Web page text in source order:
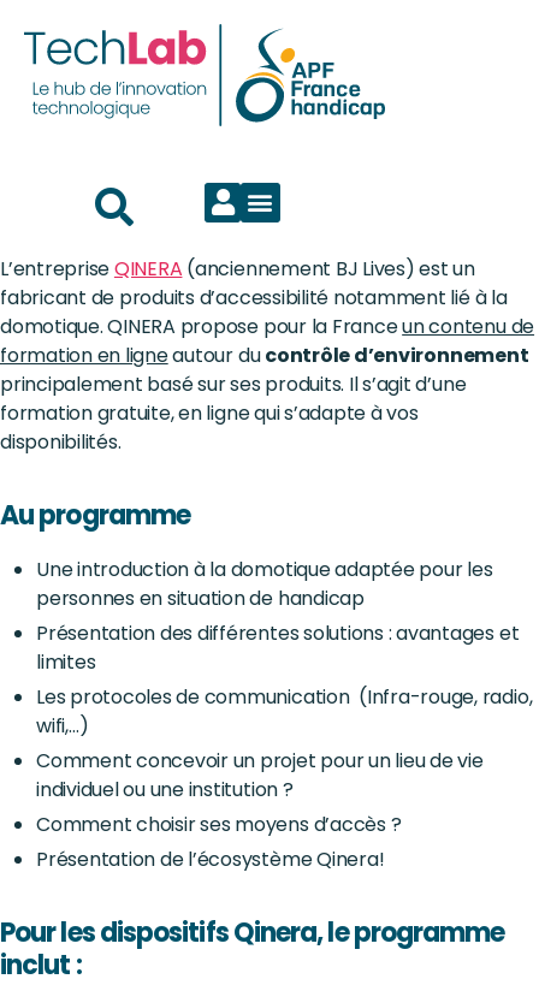
L’entrepriseQINERA (anciennement BJ Lives) est un
fabricant de produits d’accessibilité notamment lié à la
domotique. QINERA propose pour la Franceun contenu de
formation en ligneautour ducontrôle d’environnement
principalement basé sur ses produits. Il s’agit d’une
formation gratuite, en ligne qui s’adapte à vos
disponibilités.
Au programme
Une introduction à la domotique adaptée pour les
personnes en situation de handicap
Présentation des différentes solutions : avantages et
limites
Les protocoles de communication (Infra-rouge, radio,
wifi,…)
Comment concevoir un projet pour un lieu de vie
individuel ou une institution ?
Comment choisir ses moyens d’accès ?
Présentation de l’écosystème Qinera!
Pour les dispositifs Qinera, le programme
inclut :